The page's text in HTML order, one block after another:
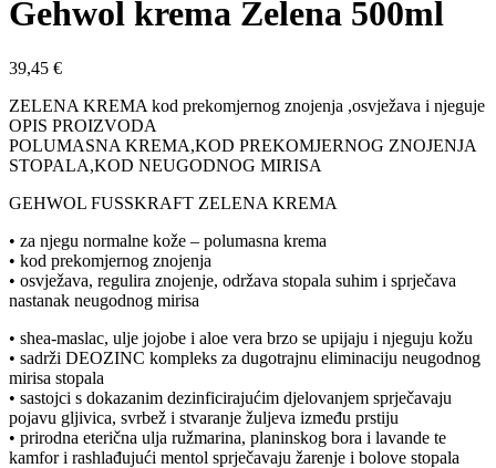
Gehwol krema Zelena 500ml
39,45 €
ZELENA KREMA kod prekomjernog znojenja ,osvježava i njeguje
OPIS PROIZVODA
POLUMASNA KREMA,KOD PREKOMJERNOG ZNOJENJA
STOPALA,KOD NEUGODNOG MIRISA
GEHWOL FUSSKRAFT ZELENA KREMA
• za njegu normalne kože – polumasna krema
• kod prekomjernog znojenja
• osvježava, regulira znojenje, održava stopala suhim i sprječava
nastanak neugodnog mirisa
• shea-maslac, ulje jojobe i aloe vera brzo se upijaju i njeguju kožu
• sadrži DEOZINC kompleks za dugotrajnu eliminaciju neugodnog
mirisa stopala
• sastojci s dokazanim dezinficirajućim djelovanjem sprječavaju
pojavu gljivica, svrbež i stvaranje žuljeva između prstiju
• prirodna eterična ulja ružmarina, planinskog bora i lavande te
kamfor i rashlađujući mentol sprječavaju žarenje i bolove stopala